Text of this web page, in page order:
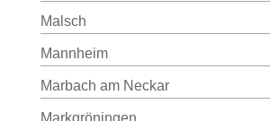
Malsch
Mannheim
Marbach am Neckar
Markgröningen